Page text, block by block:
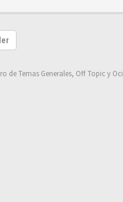
de Temas Generales, Off Topic y